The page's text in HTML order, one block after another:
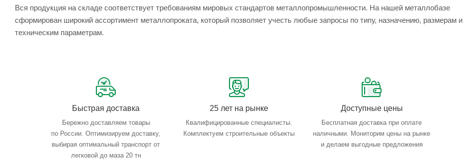
Вся продукция на складе соответствует требованиям мировых стандартов металлопромышленности. На нашей металлобазе
сформирован широкий ассортимент металлопроката, который позволяет учесть любые запросы по типу, назначению, размерам и
техническим параметрам.
Быстрая доставка
Бережно доставляем товары
по России. Оптимизируем доставку,
выбирая оптимальный транспорт от
легковой до маза 20 тн
25 лет на рынке
Квалифицированные специалисты.
Комплектуем строительные объекты
Доступные цены
Бесплатная доставка при оплате
наличными. Мониторим цены на рынке
и делаем выгодные предложения